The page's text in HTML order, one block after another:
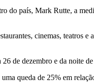
do país, Mark Rutte, a
cinemas, teatros e
de dezembro e da noite
queda de 25% em